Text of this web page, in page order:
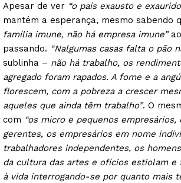
Apesar de ver “o país exausto e
mantém a esperança, mesmo sabendo
família imune, não há empresa imune”ao
passando. “Nalgumas casas falta o pão
sublinha – não há trabalho, os
agregado foram rapados. A fome e a
florescem, com a pobreza a crescer
aqueles que ainda têm trabalho”. O
com “os micro e pequenos empresários,
gerentes, os empresários em nome
trabalhadores independentes, os
da cultura das artes e ofícios estiolam e
à vida interrogando-se por quanto mais